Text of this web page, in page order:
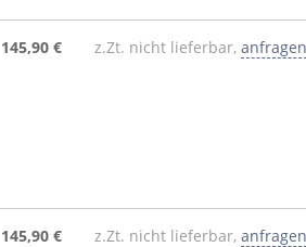
145,90 € z.Zt. nicht lieferbar, anfragen
145,90 € z.Zt. nicht lieferbar, anfragen